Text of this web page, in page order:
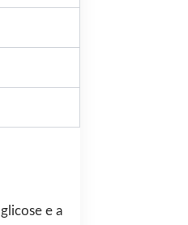
e a